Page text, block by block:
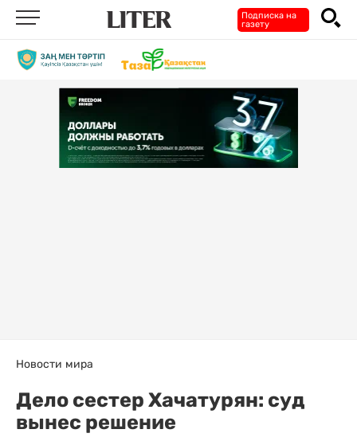
Подписка на
газету
Новости мира
Дело сестер Хачатурян: суд
вынес решение